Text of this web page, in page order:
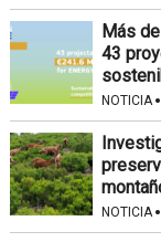
Más
43
NOTICIA·
NOTICIA·